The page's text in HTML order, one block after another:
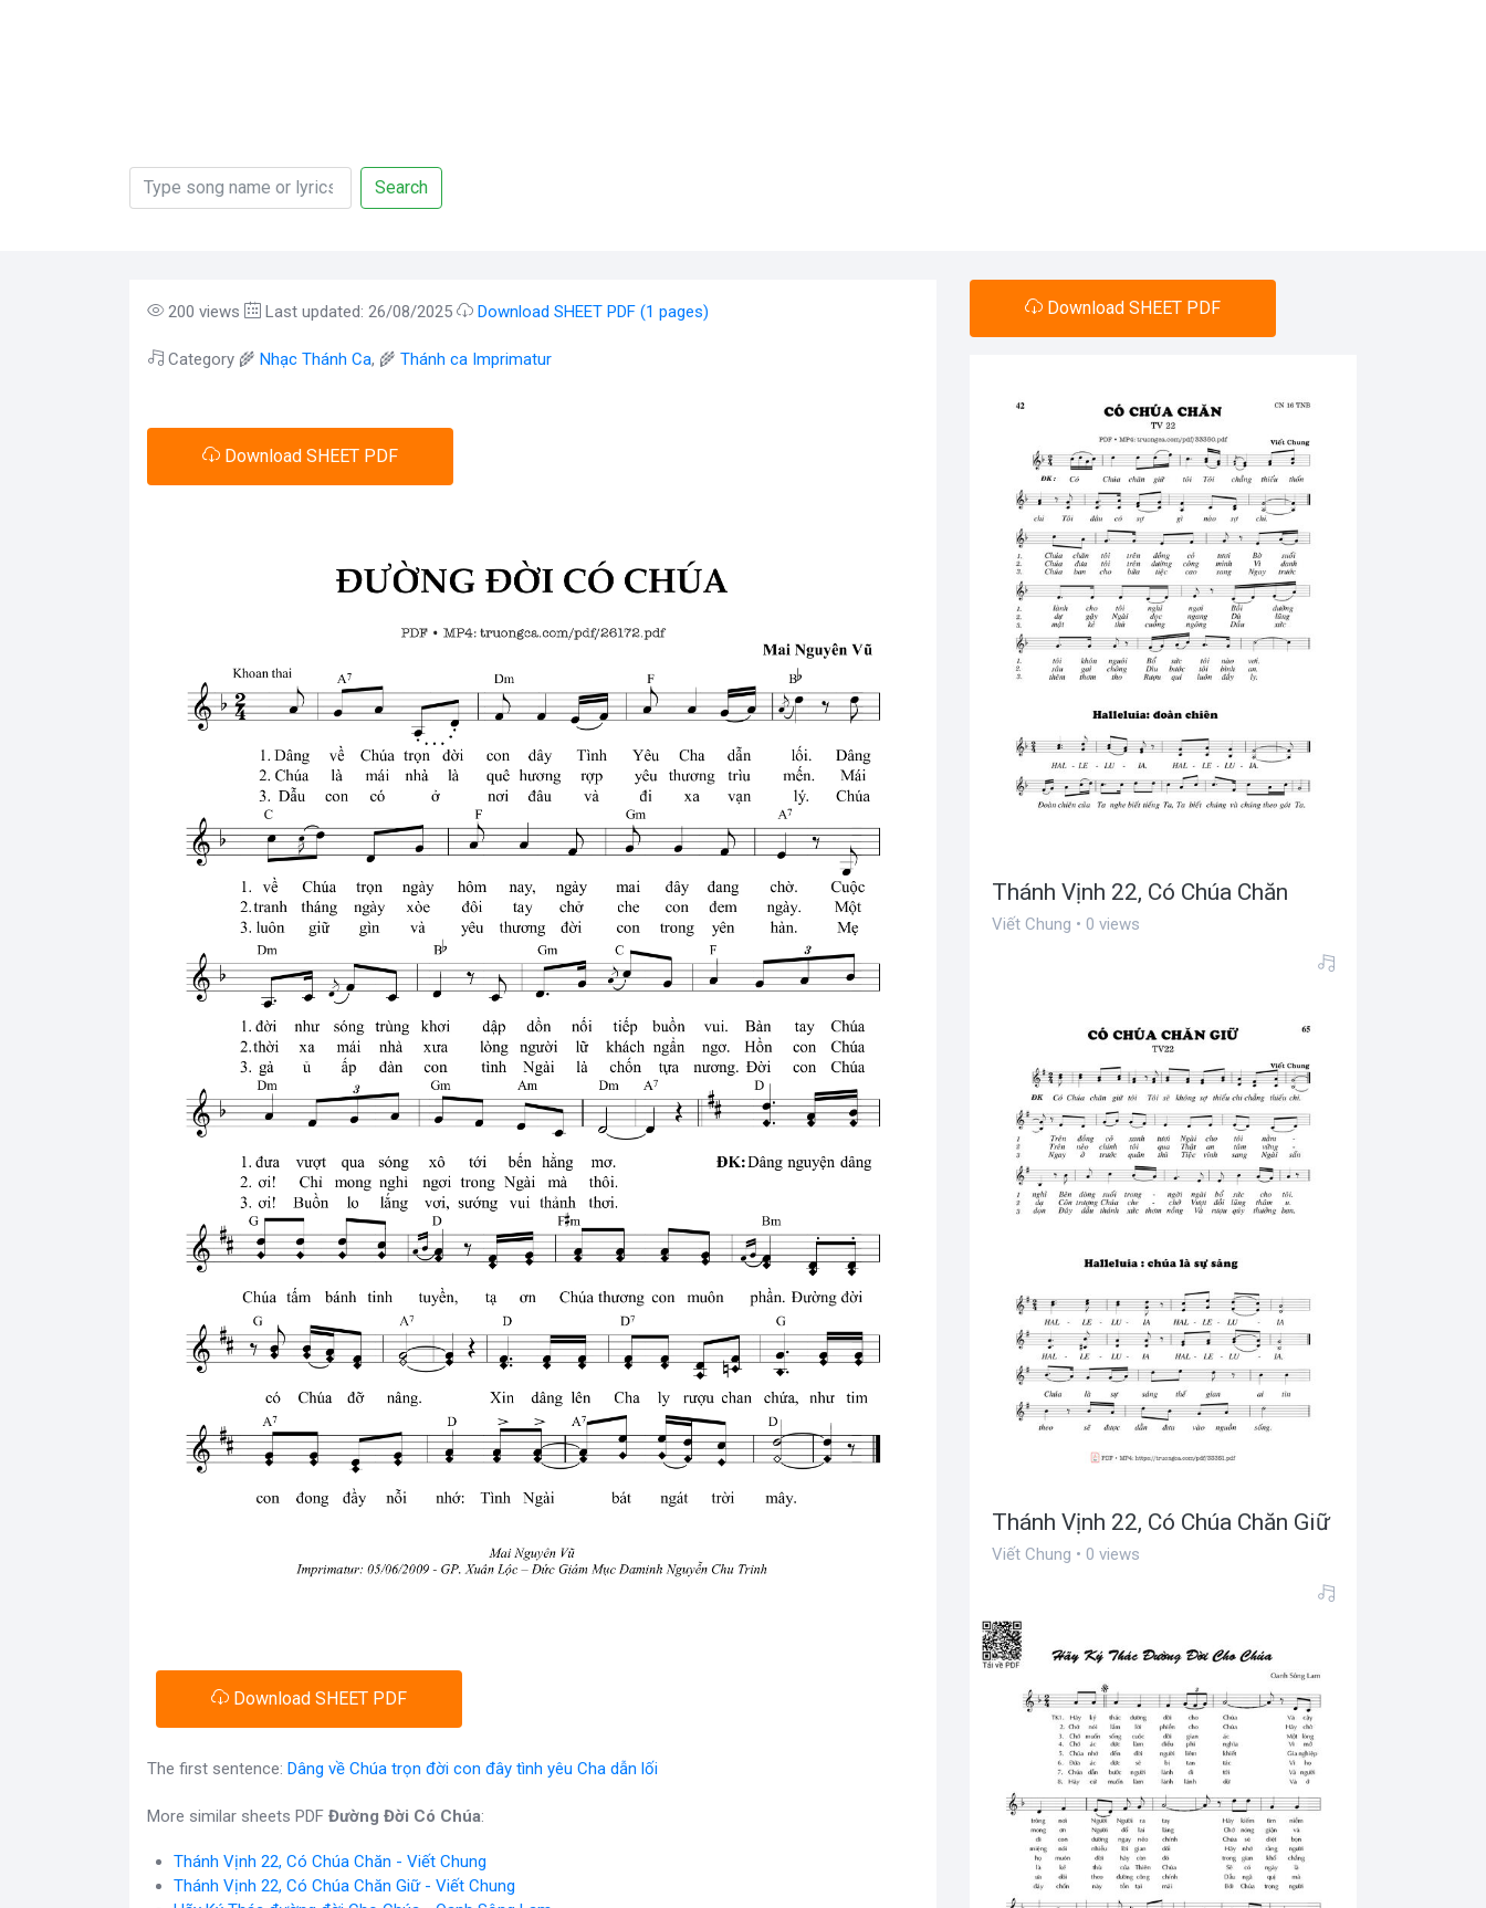
Search
200 views Last updated: 26/08/2025 Download SHEET PDF (1 pages)
Category 🌾 Nhạc Thánh Ca, 🌾 Thánh ca Imprimatur
Download SHEET PDF
Download SHEET PDF
The first sentence: Dâng về Chúa trọn đời con đây tình yêu Cha dẫn lối
More similar sheets PDF Đường Đời Có Chúa:
Thánh Vịnh 22, Có Chúa Chăn - Viết Chung
Thánh Vịnh 22, Có Chúa Chăn Giữ - Viết Chung
Download SHEET PDF
Thánh Vịnh 22, Có Chúa Chăn
Viết Chung • 0 views
Thánh Vịnh 22, Có Chúa Chăn Giữ
Viết Chung • 0 views